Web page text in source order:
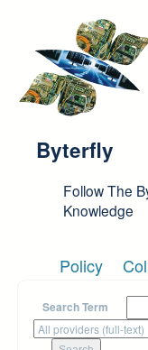
Byterfly
Follow The
Knowledge
Policy
Search Term